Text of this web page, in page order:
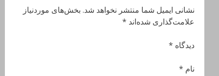
نشانی ایمیل شما منتشر نخواهد شد. بخش‌های موردنیاز
علامت‌گذاری شده‌اند *
دیدگاه *
نام *